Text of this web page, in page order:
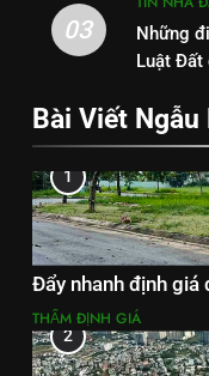
03
Những
Luật
Bài Viết Ngẫu
1
Đẩy nhanh định giá
THẨM ĐỊNH GIÁ
2